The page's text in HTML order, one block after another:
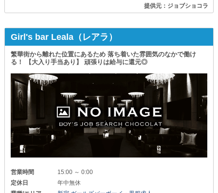
提供元：ジョブショコラ
Girl's bar Leala（レアラ）
繁華街から離れた位置にあるため 落ち着いた雰囲気のなかで働け
る！ 【大入り手当あり】 頑張りは給与に還元◎
営業時間
15:00 ～ 0:00
定休日
年中無休